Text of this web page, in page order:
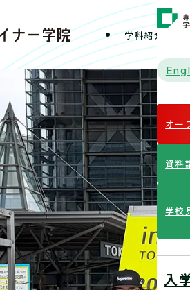
学科紹介
オー
資料
学校
入